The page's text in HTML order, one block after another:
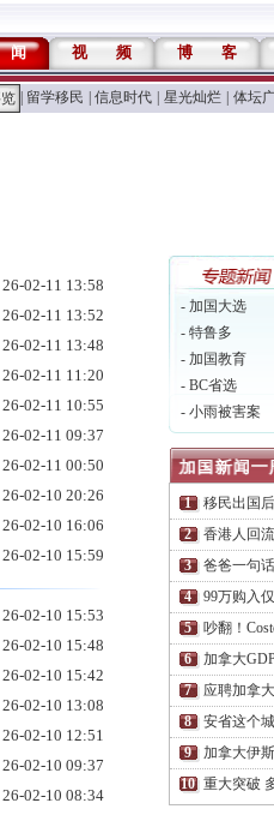
闻 视 频 博 客
留学移民 信息时代 星光灿烂 体坛
26-02-11 13:58
26-02-11 13:52
26-02-11 13:48
26-02-11 11:20
26-02-11 10:55
26-02-11 09:37
26-02-11 00:50
26-02-10 20:26
26-02-10 16:06
26-02-10 15:59
26-02-10 15:53
26-02-10 15:48
26-02-10 15:42
26-02-10 13:08
26-02-10 12:51
26-02-10 09:37
26-02-10 08:34
- 加国大选
- 特鲁多
- 加国教育
- BC省选
- 小雨被害案
移民出国
香港人回
爸爸一句
99万购入
吵翻！
加拿大
应聘加拿
安省这个
加拿大伊
重大突破